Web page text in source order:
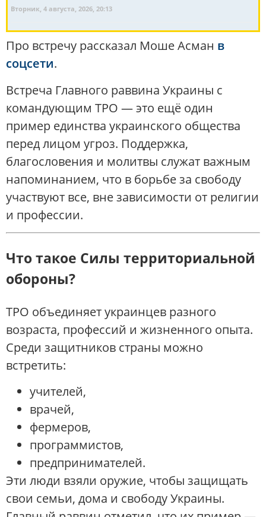
Вторник, 4 августа, 2026, 20:13
Про встречу рассказал Моше Асман в
соцсети.
Встреча Главного раввина Украины с
командующим ТРО — это ещё один
пример единства украинского общества
перед лицом угроз. Поддержка,
благословения и молитвы служат важным
напоминанием, что в борьбе за свободу
участвуют все, вне зависимости от религии
и профессии.
Что такое Силы территориальной
обороны?
ТРО объединяет украинцев разного
возраста, профессий и жизненного опыта.
Среди защитников страны можно
встретить:
учителей,
врачей,
фермеров,
программистов,
предпринимателей.
Эти люди взяли оружие, чтобы защищать
свои семьи, дома и свободу Украины.